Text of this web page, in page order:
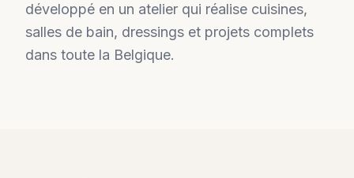
développé en un atelier qui réalise cuisines,
salles de bain, dressings et projets complets
dans toute la Belgique.